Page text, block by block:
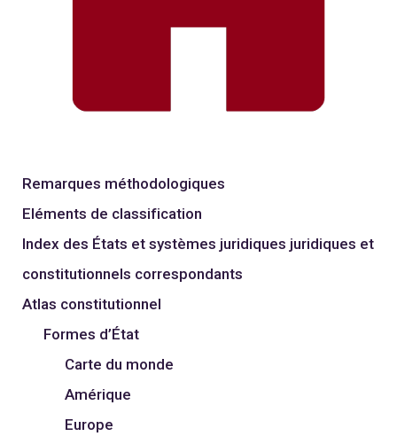
Remarques méthodologiques
Eléments de classification
Index des États et systèmes juridiques juridiques et
constitutionnels correspondants
Atlas constitutionnel
Formes d’État
Carte du monde
Amérique
Europe